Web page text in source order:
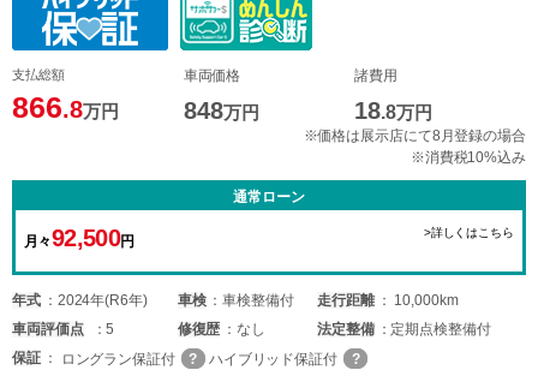
支払総額
866.8万円
車両価格
848万円
諸費用
18.8万円
※価格は展示店にて8月登録の場合
※消費税10%込み
通常ローン
月々92,500円
>詳しくはこちら
年式 2024年(R6年) 車検 車検整備付 走行距離
10,000km
車両評価点 5 修復歴 なし 法定整備
定期点検整備付
保証
ロングラン保証付 ハイブリッド保証付